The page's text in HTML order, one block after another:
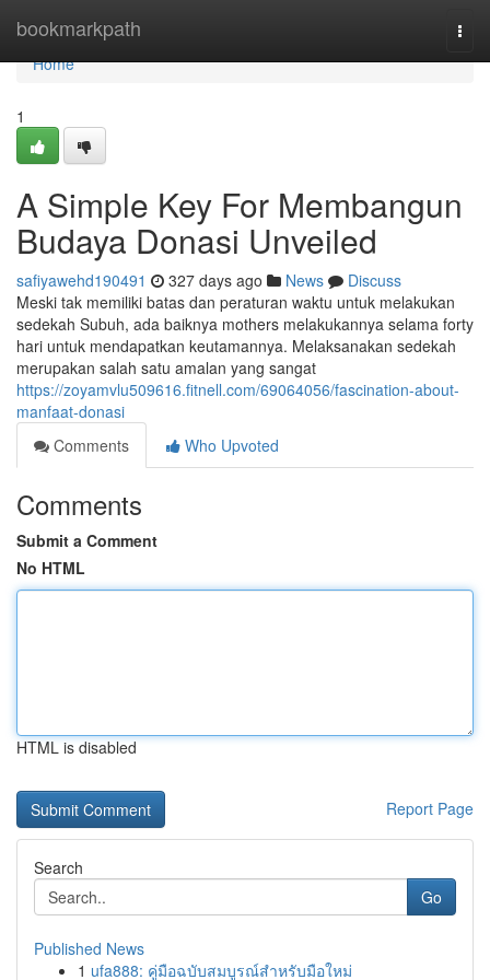
bookmarkpath
Home
Home
1
A Simple Key For Membangun
Budaya Donasi Unveiled
safiyawehd190491 327 days ago News
Discuss
Meski tak memiliki batas dan peraturan waktu untuk melakukan
sedekah Subuh, ada baiknya mothers melakukannya selama forty
hari untuk mendapatkan keutamannya. Melaksanakan sedekah
merupakan salah satu amalan yang sangat
https://zoyamvlu509616.fitnell.com/69064056/fascination-about-
manfaat-donasi
Comments
Who Upvoted
Comments
Submit a Comment
No HTML
HTML is disabled
Report Page
Search
Go
Published News
1 ufa888: คู่มือฉบับสมบูรณ์สำหรับมือใหม่